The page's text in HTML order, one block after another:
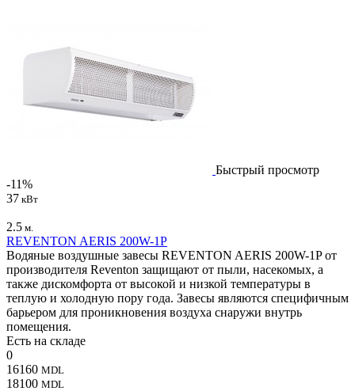
Быстрый просмотр
-11%
37 кВт
2.5 м.
REVENTON AERIS 200W-1P
Водяные воздушные завесы REVENTON AERIS 200W-1P от
производителя Reventon защищают от пыли, насекомых, а
также дискомфорта от высокой и низкой температуры в
теплую и холодную пору года. Завесы являются специфичным
барьером для проникновения воздуха снаружи внутрь
помещения.
Есть на складе
0
16160 MDL
18100 MDL